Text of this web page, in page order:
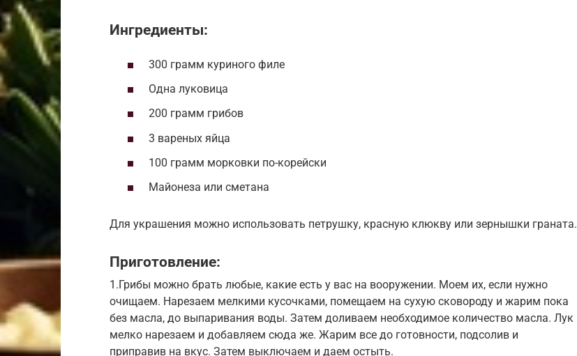
Ингредиенты:
300 грамм куриного филе
Одна луковица
200 грамм грибов
3 вареных яйца
100 грамм морковки по-корейски
Майонеза или сметана
Для украшения можно использовать петрушку, красную клюкву или зернышки граната.
Приготовление:
1.Грибы можно брать любые, какие есть у вас на вооружении. Моем их, если нужно
очищаем. Нарезаем мелкими кусочками, помещаем на сухую сковороду и жарим пока
без масла, до выпаривания воды. Затем доливаем необходимое количество масла. Лук
мелко нарезаем и добавляем сюда же. Жарим все до готовности, подсолив и
приправив на вкус. Затем выключаем и даем остыть.